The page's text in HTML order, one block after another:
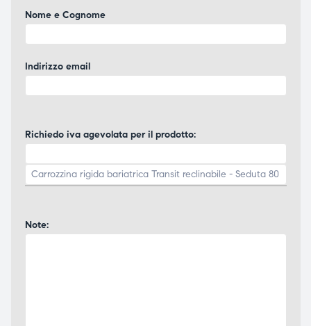
Nome e Cognome
Indirizzo email
Richiedo iva agevolata per il prodotto:
Note: